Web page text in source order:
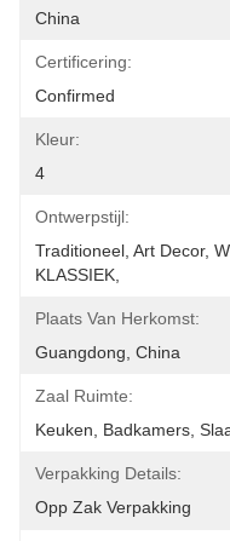
China
Certificering:
Confirmed
Kleur:
4
Ontwerpstijl:
Traditioneel, Art Decor,
KLASSIEK,
Plaats Van Herkomst:
Guangdong, China
Zaal Ruimte:
Keuken, Badkamers,
Verpakking Details:
Opp Zak Verpakking